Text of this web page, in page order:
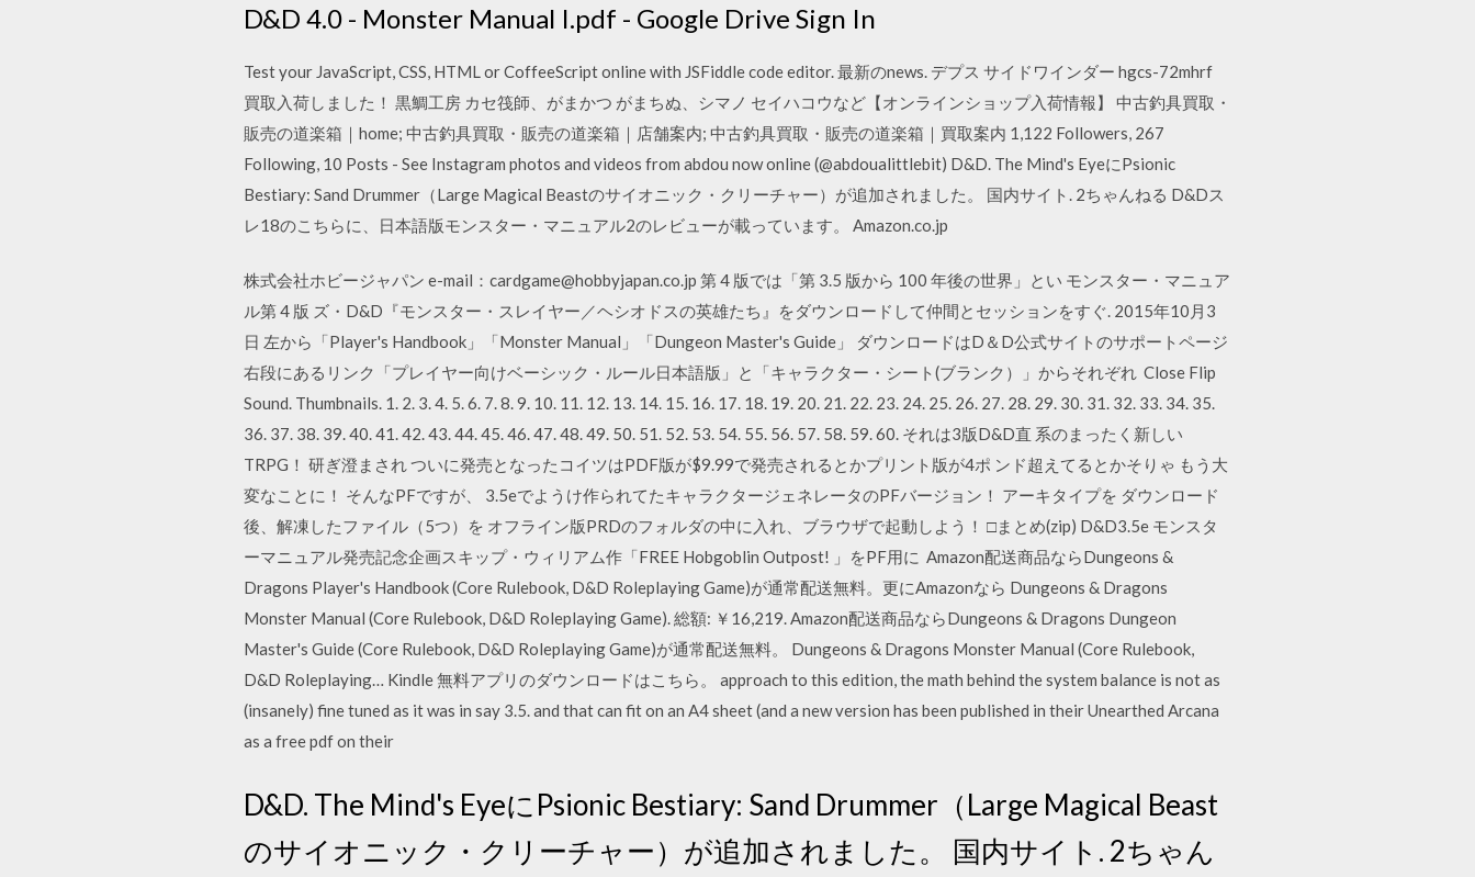
D&D 4.0 - Monster Manual I.pdf - Google Drive Sign In
Test your JavaScript, CSS, HTML or CoffeeScript online with JSFiddle code editor. 最新のnews. デプス サイドワインダー hgcs-72mhrf
買取入荷しました！ 黒鯛工房 カセ筏師、がまかつ がまちぬ、シマノ セイハコウなど【オンラインショップ入荷情報】 中古釣具買取・
販売の道楽箱｜home; 中古釣具買取・販売の道楽箱｜店舗案内; 中古釣具買取・販売の道楽箱｜買取案内 1,122 Followers, 267
Following, 10 Posts - See Instagram photos and videos from abdou now online (@abdoualittlebit) D&D. The Mind's EyeにPsionic
Bestiary: Sand Drummer（Large Magical Beastのサイオニック・クリーチャー）が追加されました。 国内サイト. 2ちゃんねる D&Dス
レ18のこちらに、日本語版モンスター・マニュアル2のレビューが載っています。 Amazon.co.jp
株式会社ホビージャパン e-mail：cardgame@hobbyjapan.co.jp 第 4 版では「第 3.5 版から 100 年後の世界」とい モンスター・マニュア
ル第 4 版 ズ・D&D『モンスター・スレイヤー／ヘシオドスの英雄たち』をダウンロードして仲間とセッションをすぐ. 2015年10月3
日 左から「Player's Handbook」「Monster Manual」「Dungeon Master's Guide」 ダウンロードはD＆D公式サイトのサポートページ
右段にあるリンク「プレイヤー向けベーシック・ルール日本語版」と「キャラクター・シート(ブランク）」からそれぞれ Close Flip
Sound. Thumbnails. 1. 2. 3. 4. 5. 6. 7. 8. 9. 10. 11. 12. 13. 14. 15. 16. 17. 18. 19. 20. 21. 22. 23. 24. 25. 26. 27. 28. 29. 30. 31. 32. 33. 34. 35.
36. 37. 38. 39. 40. 41. 42. 43. 44. 45. 46. 47. 48. 49. 50. 51. 52. 53. 54. 55. 56. 57. 58. 59. 60. それは3版D&D直 系のまったく新しい
TRPG！ 研ぎ澄まされ ついに発売となったコイツはPDF版が$9.99で発売されるとかプリント版が4ポ ンド超えてるとかそりゃ もう大
変なことに！ そんなPFですが、 3.5eでようけ作られてたキャラクタージェネレータのPFバージョン！ アーキタイプを ダウンロード
後、解凍したファイル（5つ）を オフライン版PRDのフォルダの中に入れ、ブラウザで起動しよう！ □まとめ(zip) D&D3.5e モンスタ
ーマニュアル発売記念企画スキップ・ウィリアム作「FREE Hobgoblin Outpost! 」をPF用に Amazon配送商品ならDungeons &
Dragons Player's Handbook (Core Rulebook, D&D Roleplaying Game)が通常配送無料。更にAmazonなら Dungeons & Dragons
Monster Manual (Core Rulebook, D&D Roleplaying Game). 総額: ￥16,219. Amazon配送商品ならDungeons & Dragons Dungeon
Master's Guide (Core Rulebook, D&D Roleplaying Game)が通常配送無料。 Dungeons & Dragons Monster Manual (Core Rulebook,
D&D Roleplaying… Kindle 無料アプリのダウンロードはこちら。 approach to this edition, the math behind the system balance is not as
(insanely) fine tuned as it was in say 3.5. and that can fit on an A4 sheet (and a new version has been published in their Unearthed Arcana
as a free pdf on their
D&D. The Mind's EyeにPsionic Bestiary: Sand Drummer（Large Magical Beast
のサイオニック・クリーチャー）が追加されました。 国内サイト. 2ちゃん